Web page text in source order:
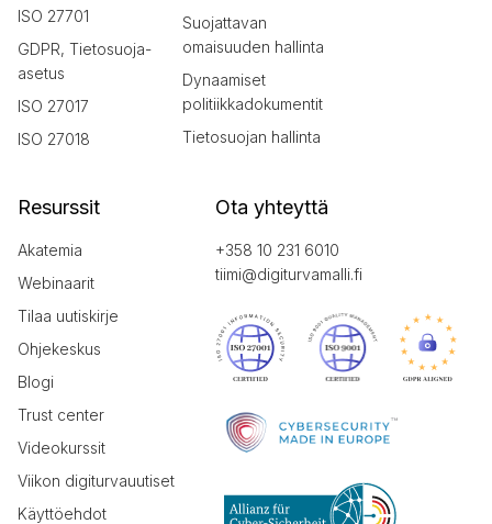
ISO 27701
GDPR, Tietosuoja-
asetus
ISO 27017
ISO 27018
Suojattavan
omaisuuden hallinta
Dynaamiset
politiikkadokumentit
Tietosuojan hallinta
Resurssit
Akatemia
Webinaarit
Tilaa uutiskirje
Ohjekeskus
Blogi
Trust center
Videokurssit
Viikon digiturvauutiset
Käyttöehdot
Ota yhteyttä
+358 10 231 6010
tiimi@digiturvamalli.fi